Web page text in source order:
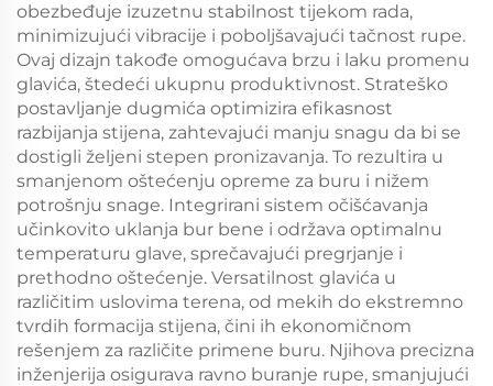
obezbeđuje izuzetnu stabilnost tijekom rada,
minimizujući vibracije i poboljšavajući tačnost rupe.
Ovaj dizajn takođe omogućava brzu i laku promenu
glavića, štedeći ukupnu produktivnost. Strateško
postavljanje dugmića optimizira efikasnost
razbijanja stijena, zahtevajući manju snagu da bi se
dostigli željeni stepen pronizavanja. To rezultira u
smanjenom oštećenju opreme za buru i nižem
potrošnju snage. Integrirani sistem očišćavanja
učinkovito uklanja bur bene i održava optimalnu
temperaturu glave, sprečavajući pregrjanje i
prethodno oštećenje. Versatilnost glavića u
različitim uslovima terena, od mekih do ekstremno
tvrdih formacija stijena, čini ih ekonomičnom
rešenjem za različite primene buru. Njihova precizna
inženjerija osigurava ravno buranje rupe, smanjujući